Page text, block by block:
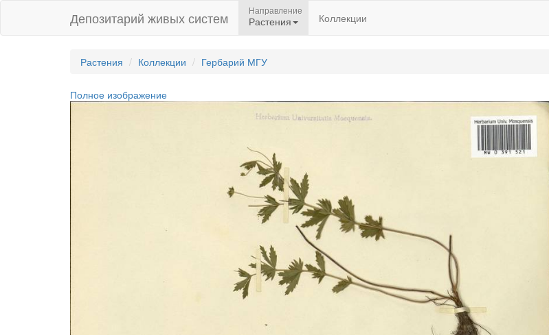
Депозитарий живых систем Направление
Растения Коллекции
Растения Коллекции Гербарий МГУ
Полное изображение